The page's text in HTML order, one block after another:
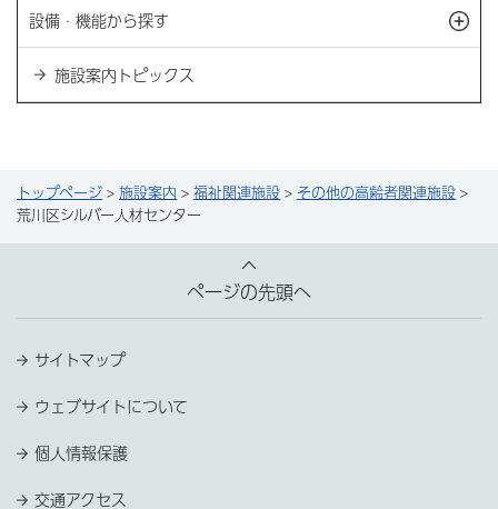
設備・機能から探す
施設案内トピックス
トップページ > 施設案内 > 福祉関連施設 > その他の高齢者関連施設 >
荒川区シルバー人材センター
ページの先頭へ
サイトマップ
ウェブサイトについて
個人情報保護
交通アクセス